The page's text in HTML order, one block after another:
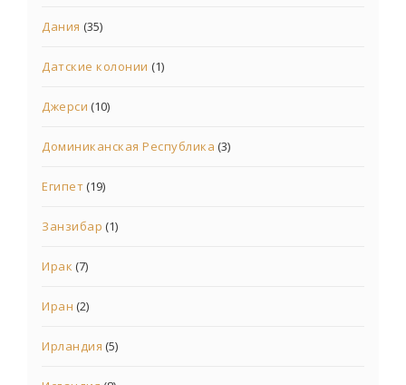
Дания (35)
Датские колонии (1)
Джерси (10)
Доминиканская Республика (3)
Египет(19)
Занзибар (1)
Ирак (7)
Иран (2)
Ирландия (5)